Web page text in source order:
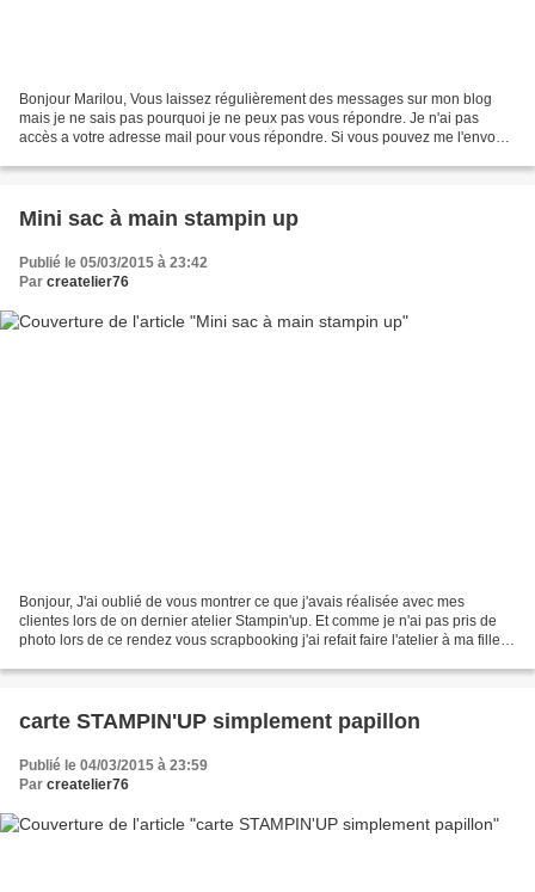
Bonjour Marilou, Vous laissez régulièrement des messages sur mon blog
mais je ne sais pas pourquoi je ne peux pas vous répondre. Je n'ai pas
accès a votre adresse mail pour vous répondre. Si vous pouvez me l'envoyer
Mini sac à main stampin up
Publié le 05/03/2015 à 23:42
Par createlier76
Bonjour, J'ai oublié de vous montrer ce que j'avais réalisée avec mes
clientes lors de on dernier atelier Stampin'up. Et comme je n'ai pas pris de
photo lors de ce rendez vous scrapbooking j'ai refait faire l'atelier à ma fille
carte STAMPIN'UP simplement papillon
Publié le 04/03/2015 à 23:59
Par createlier76